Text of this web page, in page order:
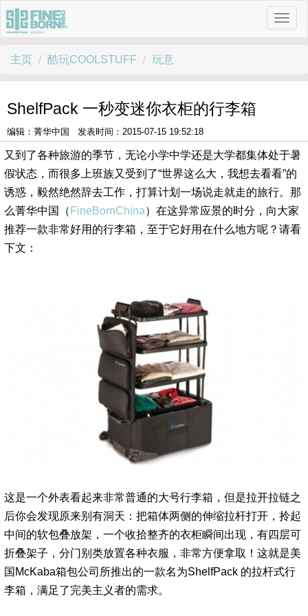
主页 酷玩COOLSTUFF 玩意
ShelfPack 一秒变迷你衣柜的行李箱
编辑：菁华中国 发表时间：2015-07-15 19:52:18
又到了各种旅游的季节，无论小学中学还是大学都集体处于暑
假状态，而很多上班族又受到了“世界这么大，我想去看看”的
诱惑，毅然绝然辞去工作，打算计划一场说走就走的旅行。那
么菁华中国（ FineBornChina）在这异常应景的时分，向大家
推荐一款非常好用的行李箱，至于它好用在什么地方呢？请看
下文：
这是一个外表看起来非常普通的大号行李箱，但是拉开拉链之
后你会发现原来别有洞天：把箱体两侧的伸缩拉杆打开，拎起
中间的软包叠放架，一个收拾整齐的衣柜瞬间出现，有四层可
折叠架子，分门别类放置各种衣服，非常方便拿取！这就是美
国McKaba箱包公司所推出的一款名为ShelfPack 的拉杆式行
李箱，满足了完美主义者的需求。